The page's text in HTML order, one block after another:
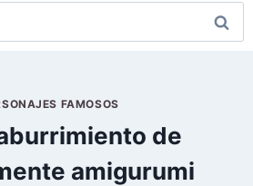
FAMOSOS
de
amigurumi